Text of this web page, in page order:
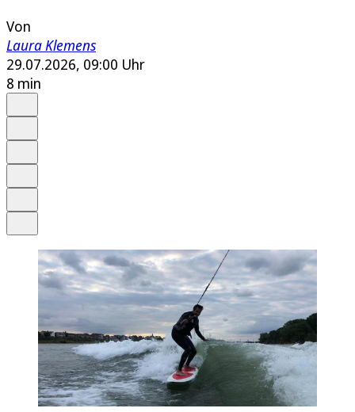
Von
Laura Klemens
29.07.2026, 09:00 Uhr
8 min